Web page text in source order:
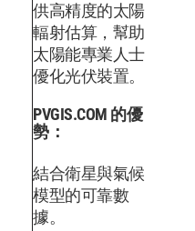
供高精度的太陽
輻射估算，幫助
太陽能專業人士
優化光伏裝置。
PVGIS.COM 的優
勢：
結合衛星與氣候
模型的可靠數
據。